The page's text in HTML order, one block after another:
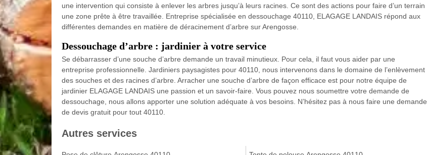
une intervention qui consiste à enlever les arbres jusqu’à leurs racines. Ce sont des actions pour faire d’un terrain
une zone prête à être travaillée. Entreprise spécialisée en dessouchage 40110, ELAGAGE LANDAIS répond aux
différentes demandes en matière de déracinement d’arbre sur Arengosse.
Dessouchage d’arbre : jardinier à votre service
Se débarrasser d’une souche d’arbre demande un travail minutieux. Pour cela, il faut vous aider par une
entreprise professionnelle. Jardiniers paysagistes pour 40110, nous intervenons dans le domaine de l’enlèvement
des souches et des racines d’arbre. Arracher une souche d’arbre de façon efficace est pour notre équipe de
jardinier ELAGAGE LANDAIS une passion et un savoir-faire. Vous pouvez nous soumettre votre demande de
dessouchage, nous allons apporter une solution adéquate à vos besoins. N’hésitez pas à nous faire une demande
de devis gratuit pour tout 40110.
Autres services